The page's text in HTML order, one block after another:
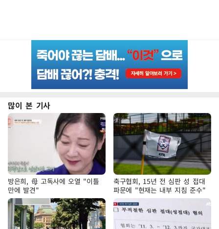
많이 본 기사
방은희, 母 고독사에 오열 "이틀
만에 발견"
축구협회, 15년 전 심판 성 접대
파문에 "현재는 내부 지침 준수"